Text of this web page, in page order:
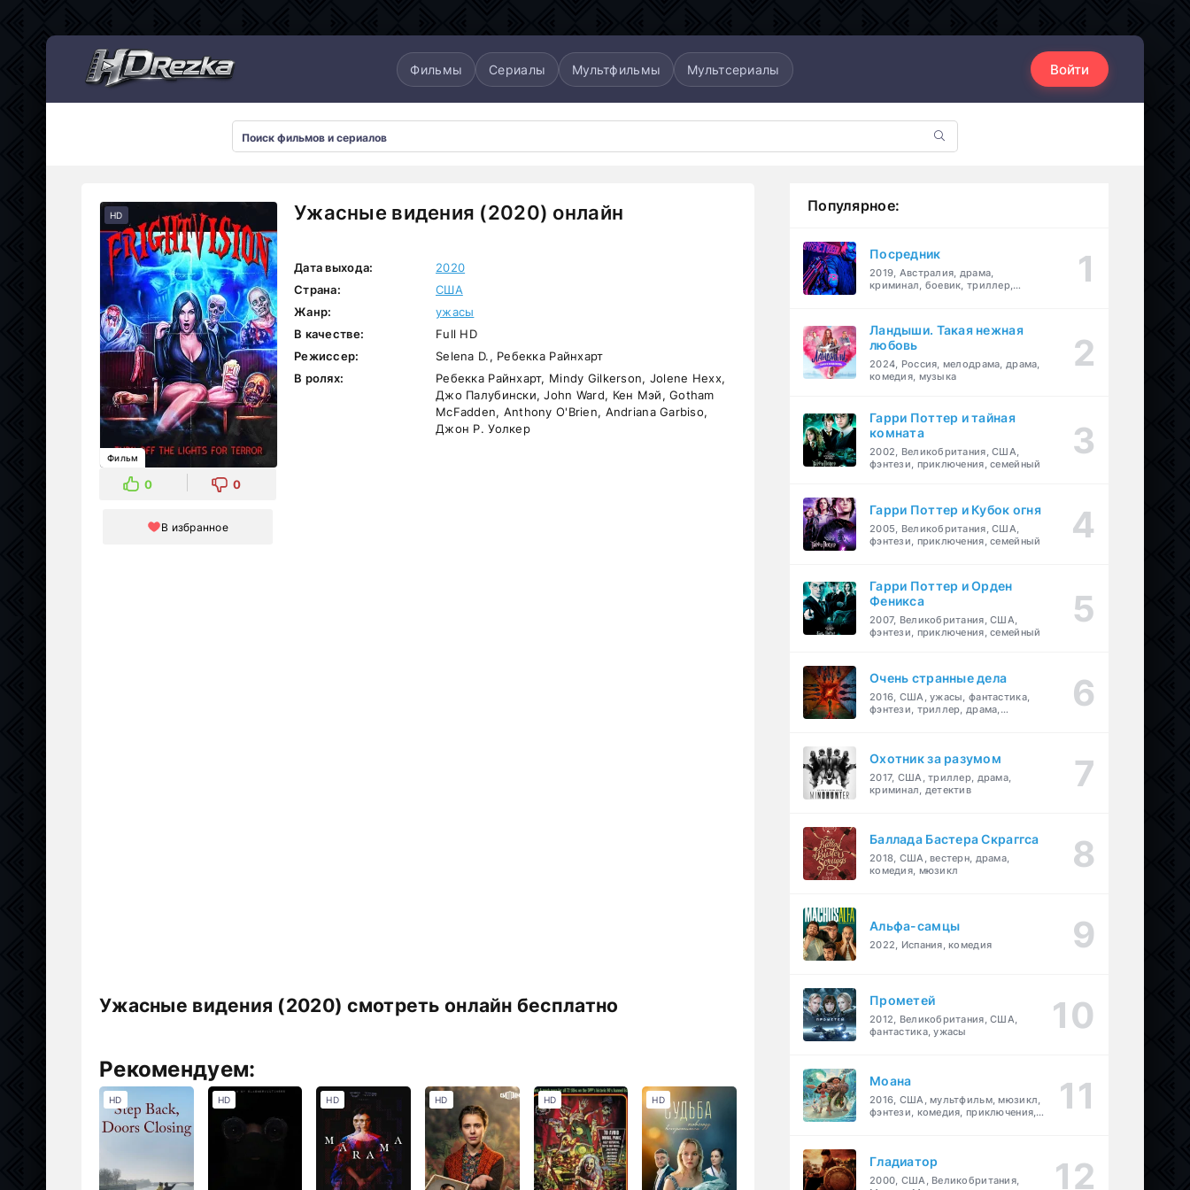
Фильмы Сериалы Мультфильмы Мультсериалы Войти
Ужасные видения (2020) онлайн
HD
Фильм
0 0
В избранное
Дата выхода:
2020
Страна:
США
Жанр:
ужасы
В качестве:
Full HD
Режиссер:
Selena D., Ребекка Райнхарт
В ролях:
Ребекка Райнхарт, Mindy Gilkerson, Jolene Hexx,
Джо Палубински, John Ward, Кен Мэй, Gotham
McFadden, Anthony O'Brien, Andriana Garbiso,
Джон Р. Уолкер
Ужасные видения (2020) смотреть онлайн бесплатно
Рекомендуем:
HD HD HD HD HD HD
Популярное:
Посредник
2019, Австралия, драма,
криминал, боевик, триллер,
Ландыши. Такая нежная
любовь
2024, Россия, мелодрама, драма,
комедия, музыка
Гарри Поттер и тайная
комната
2002, Великобритания, США,
фэнтези, приключения, семейный
Гарри Поттер и Кубок огня
2005, Великобритания, США,
фэнтези, приключения, семейный
Гарри Поттер и Орден
Феникса
2007, Великобритания, США,
фэнтези, приключения, семейный
Очень странные дела
2016, США, ужасы, фантастика,
фэнтези, триллер, драма,
Охотник за разумом
2017, США, триллер, драма,
криминал, детектив
Баллада Бастера Скраггса
2018, США, вестерн, драма,
комедия, мюзикл
Альфа-самцы
2022, Испания, комедия
Прометей
2012, Великобритания, США,
фантастика, ужасы
Моана
2016, США, мультфильм, мюзикл,
фэнтези, комедия, приключения,
Гладиатор
2000, США, Великобритания,
Мультсериалы